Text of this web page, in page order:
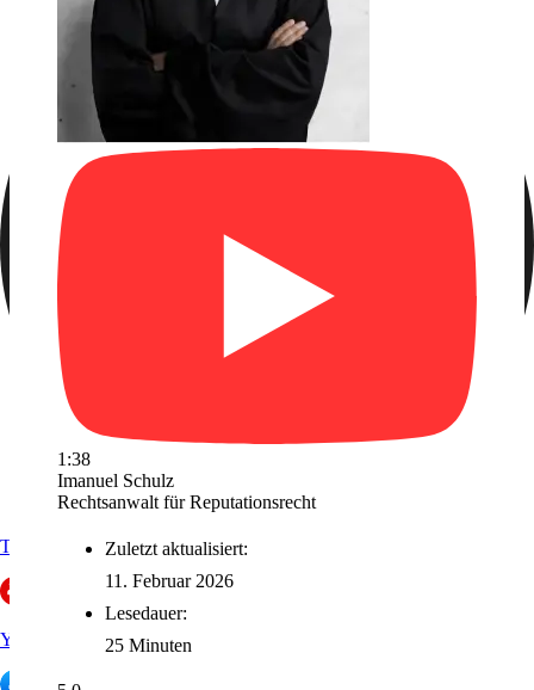
Trustpilot
Yelp
1:38
Imanuel Schulz
Rechtsanwalt für Reputationsrecht
Zuletzt aktualisiert:
11. Februar 2026
Lesedauer:
25 Minuten